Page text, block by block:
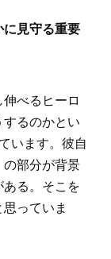
見守る重要
べるヒーロ
るのかとい
います。彼自
の部分が背景
る。そこを
っていま